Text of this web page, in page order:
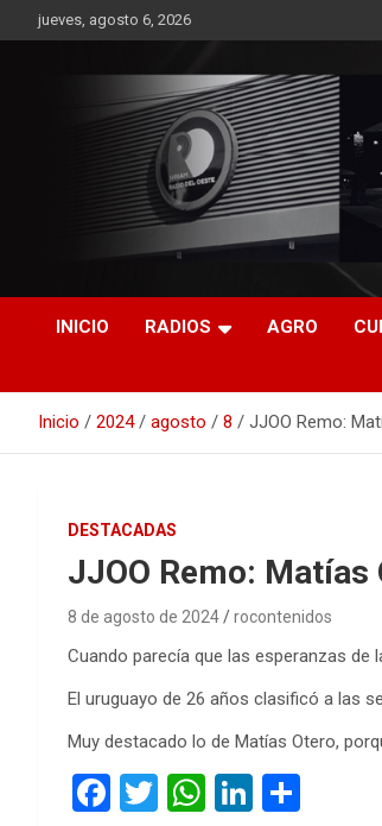
Saltar
al
jueves, agosto 6, 2026
RO
INICIO RADIOS AGRO
Inicio 2024 agosto 8 JJOO Remo:
DESTACADAS
JJOO Remo:
8 de agosto de 2024 rocontenidos
Cuando parecía que las esperanzas de
El uruguayo de 26 años clasificó a las
Muy destacado lo de Matías Otero,
F
T
W
Li